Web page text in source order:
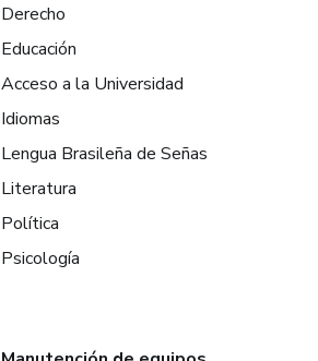
Derecho
Educación
Acceso a la Universidad
Idiomas
Lengua Brasileña de Señas
Literatura
Política
Psicología